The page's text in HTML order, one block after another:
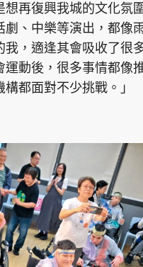
再復興我城的文化氛
、中樂等演出，都像
，適逢其會吸收了很
動後，很多事情都像
都面對不少挑戰。」